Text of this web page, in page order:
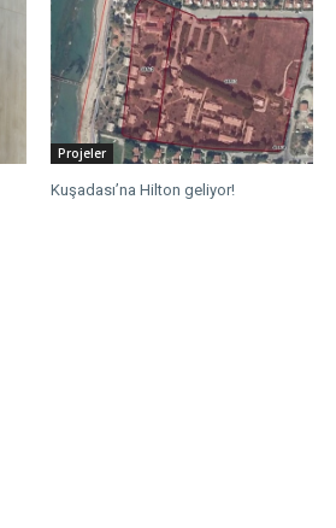
Projeler
Kuşadası’na Hilton geliyor!